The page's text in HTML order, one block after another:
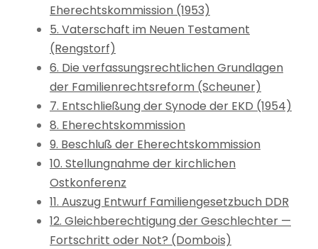
Eherechtskommission (1953)
5. Vaterschaft im Neuen Testament
(Rengstorf)
6. Die verfassungsrechtlichen Grundlagen
der Familienrechtsreform (Scheuner)
7. Entschließung der Synode der EKD (1954)
8. Eherechtskommission
9. Beschluß der Eherechtskommission
10. Stellungnahme der kirchlichen
Ostkonferenz
11. Auszug Entwurf Familiengesetzbuch DDR
12. Gleichberechtigung der Geschlechter —
Fortschritt oder Not? (Dombois)